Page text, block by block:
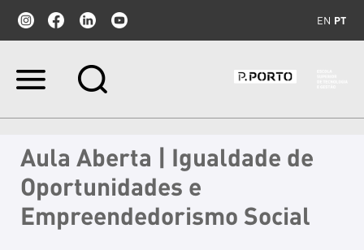
EN PT
Ir
para
navegação
Aula Aberta | Igualdade de
Oportunidades e
Empreendedorismo Social